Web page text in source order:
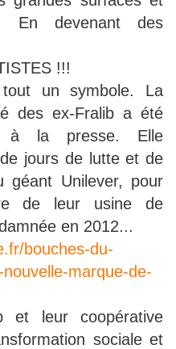
En devenant des
!!!
un symbole. La
des ex-Fralib a été
à la presse. Elle
jours de lutte et de
géant Unilever, pour
de leur usine de
en 2012...
bouches-du-
marque-de-
et leur coopérative
sociale et